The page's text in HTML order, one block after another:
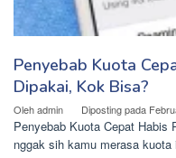
Penyebab Kuota
Dipakai, Kok Bisa?
Olehadmin Diposting pada
Penyebab Kuota Cepat Habis
nggak sih kamu merasa